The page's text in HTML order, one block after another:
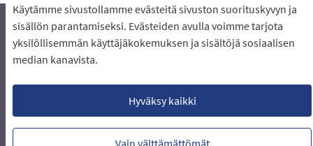
Käytämme sivustollamme evästeitä sivuston suorituskyvyn ja
sisällön parantamiseksi. Evästeiden avulla voimme tarjota
yksilöllisemmän käyttäjäkokemuksen ja sisältöjä sosiaalisen
median kanavista.
Hyväksy kaikki
Äänestyksen pikaohjeet
Usein kysytyt kysymykset
Näin äänestät Asukasbudjetissa
Lataa avoimet datatiedostot
Evästeasetukset